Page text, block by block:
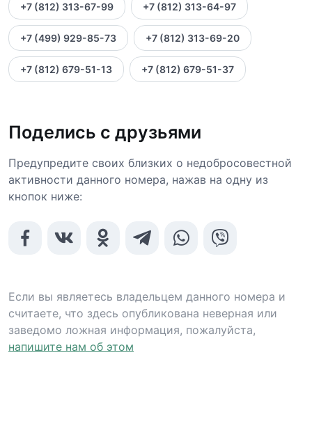
+7 (812) 313-67-99 +7 (812) 313-64-97
+7 (499) 929-85-73 +7 (812) 313-69-20
+7 (812) 679-51-13 +7 (812) 679-51-37
Поделись с друзьями
Предупредите своих близких о недобросовестной
активности данного номера, нажав на одну из
кнопок ниже:
Если вы являетесь владельцем данного номера и
считаете, что здесь опубликована неверная или
заведомо ложная информация, пожалуйста,
напишите нам об этом